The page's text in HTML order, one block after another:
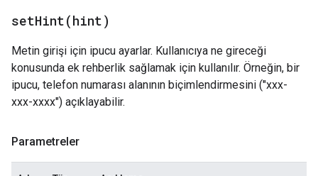
setHint(hint)
Metin girişi için ipucu ayarlar. Kullanıcıya ne gireceği
konusunda ek rehberlik sağlamak için kullanılır. Örneğin, bir
ipucu, telefon numarası alanının biçimlendirmesini ("xxx-
xxx-xxxx") açıklayabilir.
Parametreler